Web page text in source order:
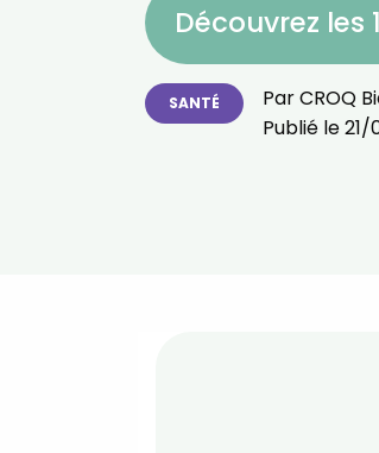
Découvrez les
SANTÉ ParCROQ
Publié le21/